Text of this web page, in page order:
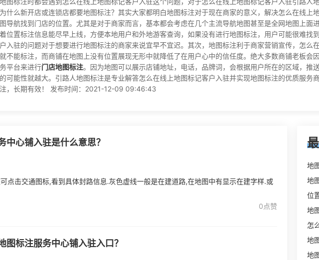
什么新开店或连锁店都要地图标注？其实大家都明白地图标注对于现在商家的意义，解决怎么在线上
导航找到门店的位置。尤其是对于商家而言，基本都会考虑在几个主流导航地图甚至是全网地图上面
位置标注信息能尽早上线，方便本地用户和外地游客查询，如果没有进行地图标注，用户可能很难找
入驻的问题对于想要进行地图标注的商家来说宜早不宜迟。其次，地图标注利于商家营销宣传，怎么
不能标注，而商铺在地图上没有位置展现无形中就降低了在用户心中的信任度。绝大多数商铺老板会
平台来进行门店地图标注。因为地图可以展示店铺地址，电话，品牌词，会根据用户所在的区域，推
可能性就越大。引路人地图标注是专业解答怎么在线上地图标记客户入驻并实现地图标注的优质服务
，长期有效！ 发布时间：2021-12-09 09:46:43
中心铺入驻是什么意思？
点击交通图标,看到具体封路信息.灰色虚线一般是在建道路,在地图中有显示在建字样.或
0点赞
图标注服务中心铺入驻入口？
地
地
位
地
怎
地
地